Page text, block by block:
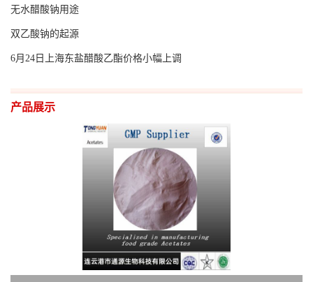
无水醋酸钠用途
双乙酸钠的起源
6月24日上海东盐醋酸乙酯价格小幅上调
产品展示